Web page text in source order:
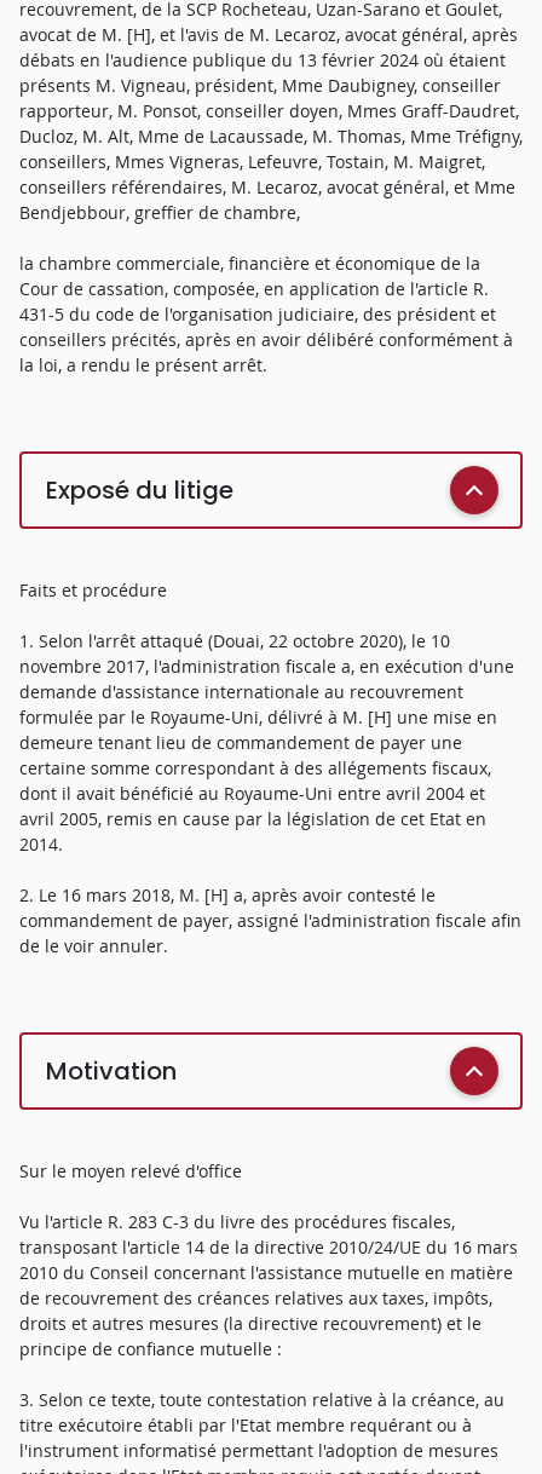
recouvrement, de la SCP Rocheteau, Uzan-Sarano et Goulet,
avocat de M. [H], et l'avis de M. Lecaroz, avocat général, après
débats en l'audience publique du 13 février 2024 où étaient
présents M. Vigneau, président, Mme Daubigney, conseiller
rapporteur, M. Ponsot, conseiller doyen, Mmes Graff-Daudret,
Ducloz, M. Alt, Mme de Lacaussade, M. Thomas, Mme Tréfigny,
conseillers, Mmes Vigneras, Lefeuvre, Tostain, M. Maigret,
conseillers référendaires, M. Lecaroz, avocat général, et Mme
Bendjebbour, greffier de chambre,
la chambre commerciale, financière et économique de la
Cour de cassation, composée, en application de l'article R.
431-5 du code de l'organisation judiciaire, des président et
conseillers précités, après en avoir délibéré conformément à
la loi, a rendu le présent arrêt.
Exposé du litige
Faits et procédure
1. Selon l'arrêt attaqué (Douai, 22 octobre 2020), le 10
novembre 2017, l'administration fiscale a, en exécution d'une
demande d'assistance internationale au recouvrement
formulée par le Royaume-Uni, délivré à M. [H] une mise en
demeure tenant lieu de commandement de payer une
certaine somme correspondant à des allégements fiscaux,
dont il avait bénéficié au Royaume-Uni entre avril 2004 et
avril 2005, remis en cause par la législation de cet Etat en
2014.
2. Le 16 mars 2018, M. [H] a, après avoir contesté le
commandement de payer, assigné l'administration fiscale afin
de le voir annuler.
Motivation
Sur le moyen relevé d'office
Vu l'article R. 283 C-3 du livre des procédures fiscales,
transposant l'article 14 de la directive 2010/24/UE du 16 mars
2010 du Conseil concernant l'assistance mutuelle en matière
de recouvrement des créances relatives aux taxes, impôts,
droits et autres mesures (la directive recouvrement) et le
principe de confiance mutuelle :
3. Selon ce texte, toute contestation relative à la créance, au
titre exécutoire établi par l'Etat membre requérant ou à
l'instrument informatisé permettant l'adoption de mesures